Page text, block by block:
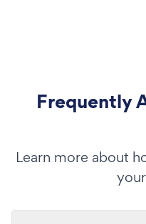
Frequently
Learn more about